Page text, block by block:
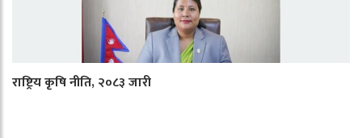
राष्ट्रिय कृषि नीति, २०८३ जारी